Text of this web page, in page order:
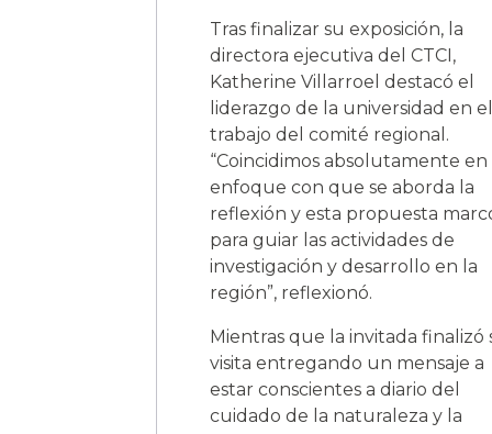
Tras finalizar su exposición, la
directora ejecutiva del CTCI,
Katherine Villarroel destacó el
liderazgo de la universidad en el
trabajo del comité regional.
“Coincidimos absolutamente en
enfoque con que se aborda la
reflexión y esta propuesta
para guiar las actividades de
investigación y desarrollo en la
región”, reflexionó.
Mientras que la invitada finalizó
visita entregando un mensaje a
estar conscientes a diario del
cuidado de la naturaleza y la